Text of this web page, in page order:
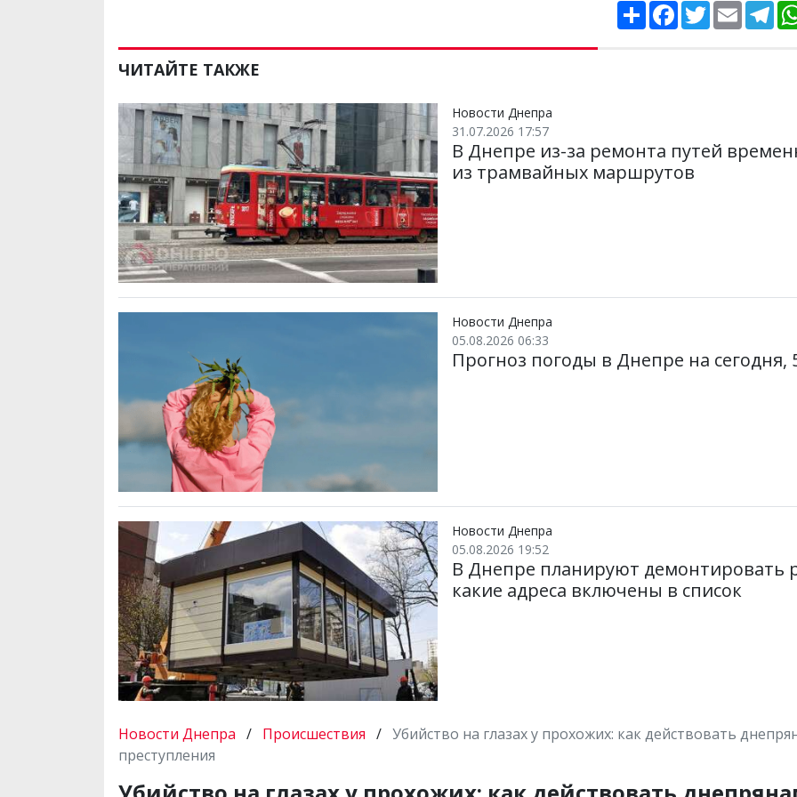
П
о
ш
F
a
c
T
w
E
m
a
T
e
ЧИТАЙТЕ ТАКЖЕ
Новости Днепра
31.07.2026 17:57
В Днепре из-за ремонта путей
из трамвайных маршрутов
Новости Днепра
05.08.2026 06:33
Прогноз погоды в Днепре на сегодня,
Новости Днепра
05.08.2026 19:52
В Днепре планируют демонтировать
какие адреса включены в список
Новости Днепра / Происшествия / Убийство на глазах у прохожих: как действовать
преступления